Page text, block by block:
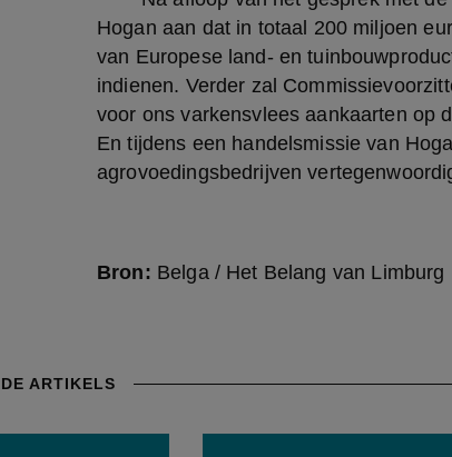
Hogan aan dat in totaal 200 miljoen
van Europese land- en
indienen. Verder zal
voor ons varkensvlees aankaarten op
En tijdens een handelsmissie van
agrovoedingsbedrijven
Bron: Belga / Het Belang van Limburg
ARTIKELS